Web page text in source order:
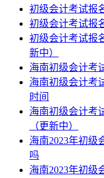
初级会计考试报
初级会计考试报
初级会计考试报
新中）
海南初级会计考
海南初级会计考
时间
海南初级会计考
（更新中）
海南2023年初级
吗
海南2023年初级